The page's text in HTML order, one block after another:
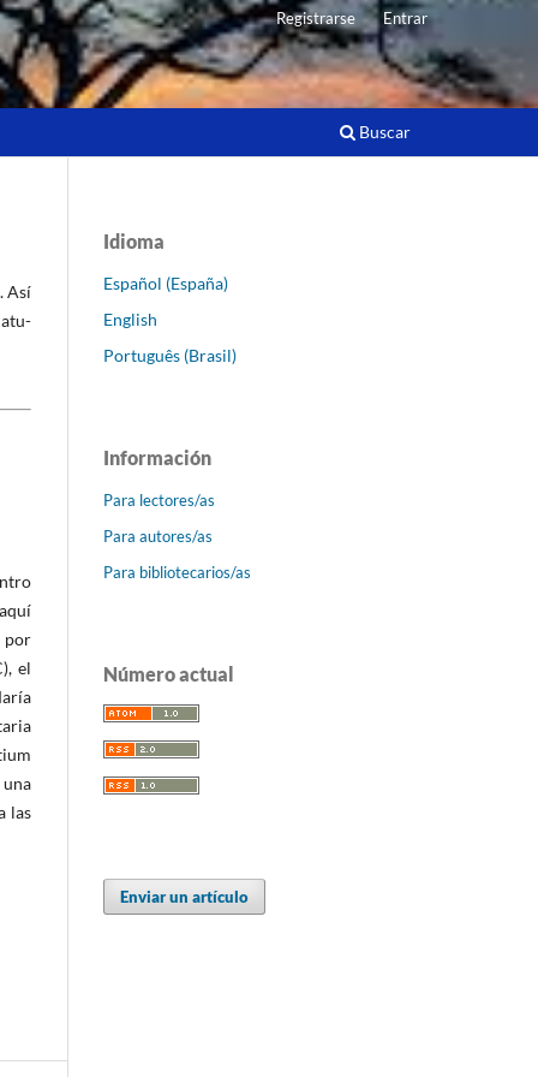
Buscar
Registrarse Entrar
Así
por
el
las
Idioma
Español (España)
English
Português (Brasil)
Información
Para lectores/as
Para autores/as
Para bibliotecarios/as
Número actual
Enviar un artículo